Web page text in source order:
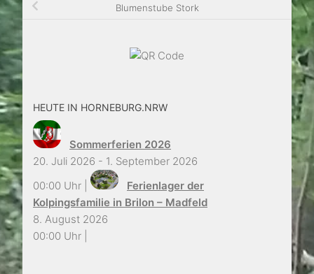
Blumenstube Stork
HEUTE IN HORNEBURG.NRW
Sommerferien 2026
20. Juli 2026 - 1. September 2026
00:00 Uhr |
Ferienlager der
Kolpingsfamilie in Brilon – Madfeld
8. August 2026
00:00 Uhr |